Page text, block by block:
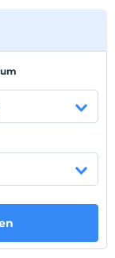
arasındadır.
merkeze
ile göz